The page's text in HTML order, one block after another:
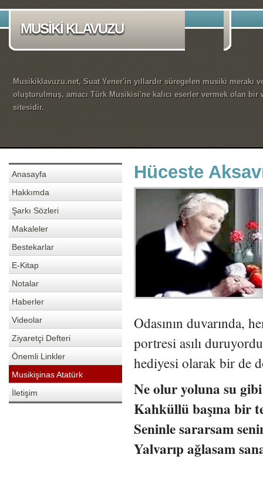
MUSİKİ KLAVUZU
Musikiklavuzu.net, Suat Yener'in yıllardır süregelen musiki merakı
oluşturulmuş, amacı Türk Musikisi'ne kalıcı eserler vermek olan bir
sitesidir.
Anasayfa
Hakkımda
Şarkı Sözleri
Makaleler
Bestekarlar
E-Kitap
Notalar
Haberler
Videolar
Ziyaretçi Defteri
Önemli Linkler
Musikişinas Atatürk
İletişim
Hüceste
Odasının duvarında,
portresi asılı
hediyesi olarak bir de
Ne olur yoluna su
Kahküllü başına bir
Seninle sararsam
Yalvarıp ağlasam